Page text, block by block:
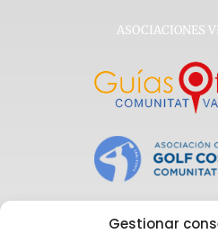
Gestionar
ASOCIACIONES